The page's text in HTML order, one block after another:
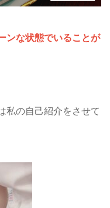
ンな状態でいることが
私の自己紹介をさせて